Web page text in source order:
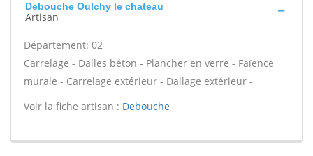
Debouche Oulchy le chateau
Artisan
Département: 02
Carrelage - Dalles béton - Plancher en verre - Faïence
murale - Carrelage extérieur - Dallage extérieur -
Voir la fiche artisan : Debouche